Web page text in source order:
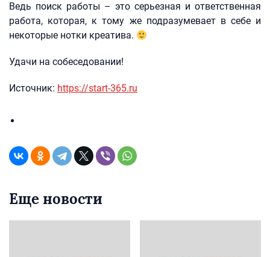
Ведь поиск работы – это серьезная и ответственная
работа, которая, к тому же подразумевает в себе и
некоторые нотки креатива.
Удачи на собеседовании!
Источник: https://start-365.ru
Еще новости